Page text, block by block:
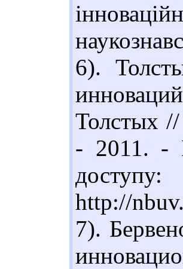
6).
Толстых //
- 2011.
доступу:
http://
7).